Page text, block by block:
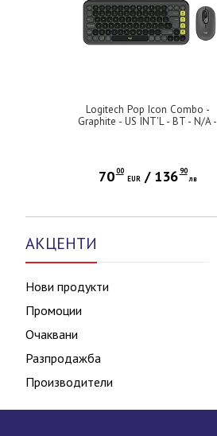
Logitech Pop Icon Combo -
Graphite - US INT'L - BT - N/A -
70 00
EUR/ 136 90
лв
АКЦЕНТИ
Нови продукти
Промоции
Очаквани
Разпродажба
Производители